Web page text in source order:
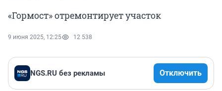
«Гормост» отремонтирует участок
9 июня 2025, 12:25 12 538
NGS.RU без рекламы Отключить